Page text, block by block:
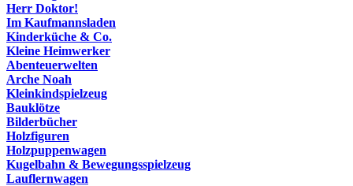
Herr Doktor!
Im Kaufmannsladen
Kinderküche & Co.
Kleine Heimwerker
Abenteuerwelten
Arche Noah
Kleinkindspielzeug
Bauklötze
Bilderbücher
Holzfiguren
Holzpuppenwagen
Kugelbahn & Bewegungsspielzeug
Lauflernwagen